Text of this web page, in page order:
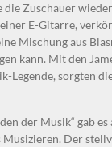
Zuschauer
E-Gitarre,
Mischung aus
kann. Mit den
Legende, sorgten
der Musik“ gab
Der